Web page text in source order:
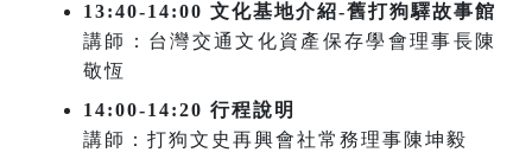
13:40-14:00 文化基地介紹-舊打狗驛故事館
講師：台灣交通文化資產保存學會理事長陳
敬恆
14:00-14:20 行程說明
講師：打狗文史再興會社常務理事陳坤毅